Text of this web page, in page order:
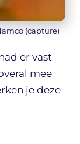
(capture)
er vast
mee
je deze